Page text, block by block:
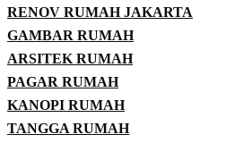
RENOV RUMAH JAKARTA
GAMBAR RUMAH
ARSITEK RUMAH
PAGAR RUMAH
KANOPI RUMAH
TANGGA RUMAH